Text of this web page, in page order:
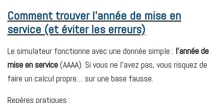
Comment trouver l’année de mise en
service (et éviter les erreurs)
Le simulateur fonctionne avec une donnée simple : l’année de
mise en service(AAAA). Si vous ne l’avez pas, vous risquez de
faire un calcul propre… sur une base fausse.
Repères pratiques :